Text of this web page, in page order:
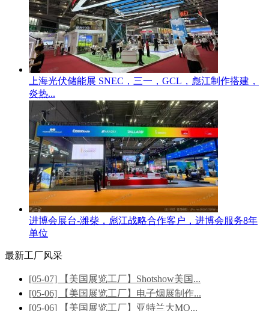
上海光伏储能展 SNEC，三一，GCL，彪江制作搭建，
炎热...
进博会展台-潍柴，彪江战略合作客户，进博会服务8年
单位
最新工厂风采
[05-07] 【美国展览工厂】Shotshow美国...
[05-06] 【美国展览工厂】电子烟展制作...
[05-06] 【美国展览工厂】亚特兰大MO...